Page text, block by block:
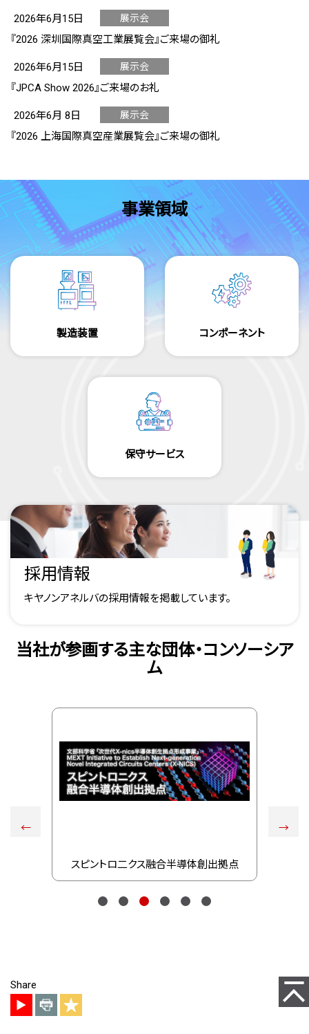
2026年6月15日 カテゴリ :
展示会
『2026 深圳国際真空工業展覧会』ご来場の御礼
2026年6月15日 カテゴリ :
展示会
『JPCA Show 2026』ご来場のお礼
2026年6月 8日 カテゴリ :
展示会
『2026 上海国際真空産業展覧会』ご来場の御礼
事業領域
製造装置 コンポーネント
保守サービス
採用情報
キヤノンアネルバの採用情報を掲載しています。
当社が参画する主な団体・コンソーシア
ム
スピントロ二クス融合半導体創出拠点
Share ペー